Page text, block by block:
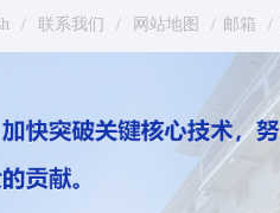
/ 联系我们 / 网站地图 / 邮箱 /